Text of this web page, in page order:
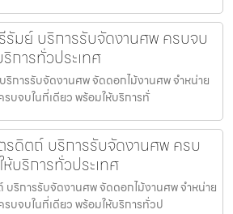
รัมย์ บริการรับจัดงานศพ ครบจบ
การทั่วประเทศ
การรับจัดงานศพ จัดดอกไม้งานศพ จำหน่าย
รบจบในที่เดียว พร้อมให้บริการทั่
รดิตถ์ บริการรับจัดงานศพ ครบ
บริการทั่วประเทศ
ริการรับจัดงานศพ จัดดอกไม้งานศพ จำหน่าย
รบจบในที่เดียว พร้อมให้บริการทั่วป